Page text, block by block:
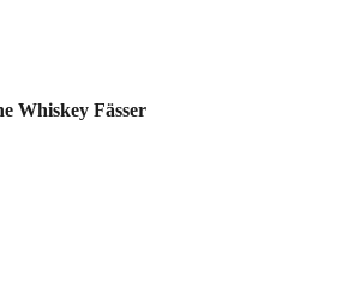
Whiskey Fässer